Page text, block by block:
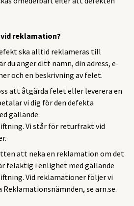
reklamation?
ska alltid reklameras till
du anger ditt namn, din adress, e-
och en beskrivning av felet.
att åtgärda felet eller leverera en
vi dig för den defekta
gällande
Vi står för returfrakt vid
att neka en reklamation om det
felaktig i enlighet med gällande
Vid reklamationer följer vi
se arn.se.